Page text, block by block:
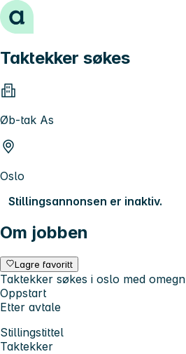
Hopp til innhold
Taktekker søkes
Øb-tak As
Oslo
Stillingsannonsen er inaktiv.
Om jobben
Lagre favoritt
Taktekker søkes i oslo med omegn
Oppstart
Etter avtale
Stillingstittel
Taktekker